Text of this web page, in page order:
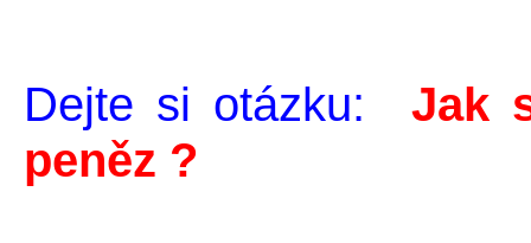
Dejte si otázku: Jak
peněz ?